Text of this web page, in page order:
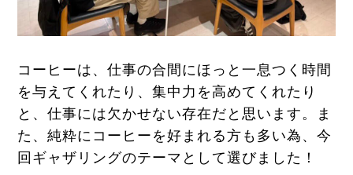
コーヒーは、仕事の合間にほっと一息つく時間
を与えてくれたり、集中力を高めてくれたり
と、仕事には欠かせない存在だと思います。ま
た、純粋にコーヒーを好まれる方も多い為、今
回ギャザリングのテーマとして選びました！